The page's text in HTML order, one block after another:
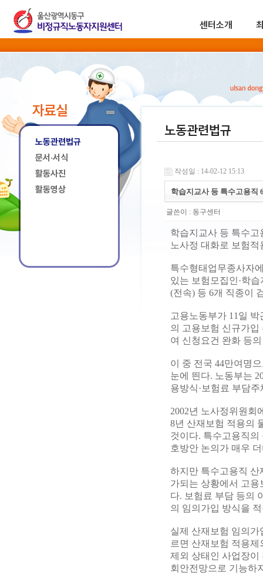
센터소개
자료실
노동관련법규
문서·서식
활동사진
활동영상
노동관련법규
작성일 : 14-02-12 15:13
학습지교사 등 특수고용직
글쓴이 : 동구센터
학습지교사 등 특수
노사정 대화로 보험
특수형태업무종사자
있는 보험모집인·학
(전속) 등 6개 직종이
고용노동부가 11일
의 고용보험 신규가
여 신청요건 완화 등
이 중 전국 44만여명
눈에 띈다. 노동부는
용방식·보험료 부담
2002년 노사정위원회
8년 산재보험 적용의
것이다. 특수고용직
호방안 논의가 매우
하지만 특수고용직 산
가되는 상황에서 고
다. 보험료 부담 등의
의 임의가입 방식을
실제 산재보험 임의
르면 산재보험 적용
제외 상태인 사업장이
회안전망으로 기능하